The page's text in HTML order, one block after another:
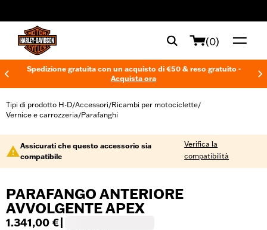
(0)
Spedizione gratuita con un acquisto di €50 & reso gratuito -
Acquista ora
Tipi di prodotto H-D/Accessori/Ricambi per motociclette/
Vernice e carrozzeria/Parafanghi
Assicurati che questo accessorio sia
compatibile
Verifica la
compatibilità
PARAFANGO ANTERIORE
AVVOLGENTE APEX
1.341,00 €